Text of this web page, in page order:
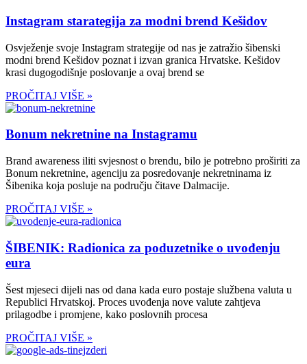
Instagram starategija za modni brend Kešidov
Osvježenje svoje Instagram strategije od nas je zatražio šibenski
modni brend Kešidov poznat i izvan granica Hrvatske. Kešidov
krasi dugogodišnje poslovanje a ovaj brend se
PROČITAJ VIŠE »
Bonum nekretnine na Instagramu
Brand awareness iliti svjesnost o brendu, bilo je potrebno proširiti za
Bonum nekretnine, agenciju za posredovanje nekretninama iz
Šibenika koja posluje na području čitave Dalmacije.
PROČITAJ VIŠE »
ŠIBENIK: Radionica za poduzetnike o uvođenju
eura
Šest mjeseci dijeli nas od dana kada euro postaje službena valuta u
Republici Hrvatskoj. Proces uvođenja nove valute zahtjeva
prilagodbe i promjene, kako poslovnih procesa
PROČITAJ VIŠE »